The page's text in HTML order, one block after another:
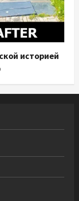
историей